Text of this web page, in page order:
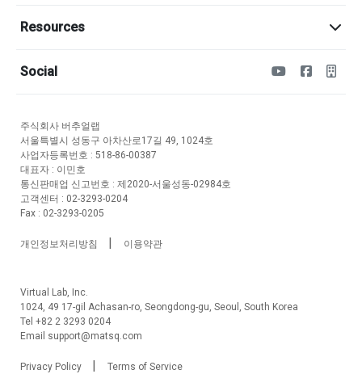
Resources
Social
주식회사 버추얼랩
서울특별시 성동구 아차산로17길 49, 1024호
사업자등록번호 : 518-86-00387
대표자 : 이민호
통신판매업 신고번호 : 제2020-서울성동-02984호
고객센터 : 02-3293-0204
Fax : 02-3293-0205
개인정보처리방침 | 이용약관
Virtual Lab, Inc.
1024, 49 17-gil Achasan-ro, Seongdong-gu, Seoul, South Korea
Tel +82 2 3293 0204
Email support@matsq.com
Privacy Policy | Terms of Service